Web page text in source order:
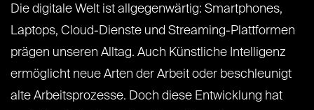
Die digitale Welt ist allgegenwärtig: Smartphones,
Laptops, Cloud-Dienste und Streaming-Plattformen
prägen unseren Alltag. Auch Künstliche Intelligenz
ermöglicht neue Arten der Arbeit oder beschleunigt
alte Arbeitsprozesse. Doch diese Entwicklung hat